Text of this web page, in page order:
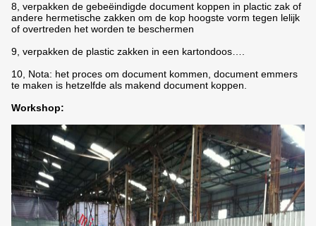
8, verpakken de gebeëindigde document koppen in plactic zak of
andere hermetische zakken om de kop hoogste vorm tegen lelijk
of overtreden het worden te beschermen
9, verpakken de plastic zakken in een kartondoos….
10, Nota: het proces om document kommen, document emmers
te maken is hetzelfde als makend document koppen.
Workshop: